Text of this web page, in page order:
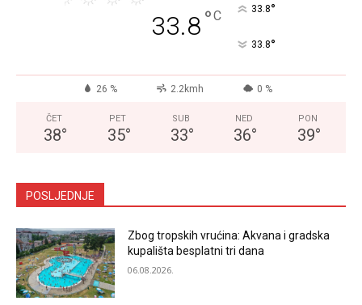
33.8°C 33.8°
33.8°
26 % 2.2kmh 0 %
ČET
38°
PET
35°
SUB
33°
NED
36°
PON
39°
POSLJEDNJE
Zbog tropskih vrućina: Akvana i gradska
kupališta besplatni tri dana
06.08.2026.